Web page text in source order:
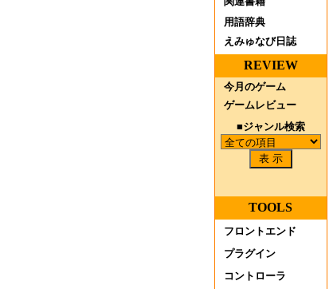
用語辞典
えみゅなび日誌
REVIEW
今月のゲーム
ゲームレビュー
■ジャンル検索
TOOLS
フロントエンド
プラグイン
コントローラ